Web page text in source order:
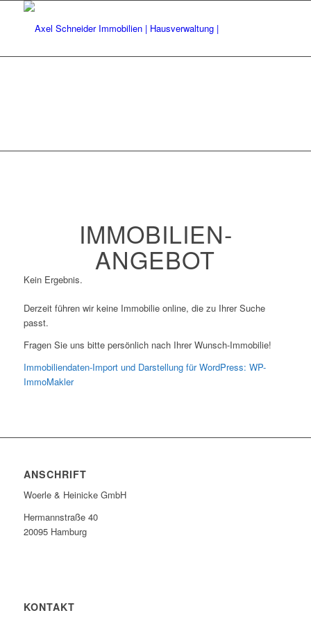
IMMOBILIEN­
ANGEBOT
Kein Ergebnis.
Derzeit führen wir keine Immobilie online, die zu Ihrer Suche
passt.
Fragen Sie uns bitte persönlich nach Ihrer Wunsch-Immobilie!
Immobiliendaten-Import und Darstellung für WordPress: WP-
ImmoMakler
ANSCHRIFT
Woerle & Heinicke GmbH
Hermannstraße 40
20095 Hamburg
KONTAKT